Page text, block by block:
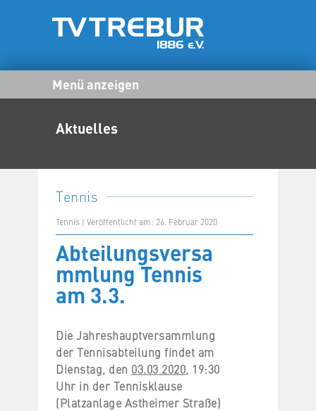
Menü anzeigen
Aktuelles
Tennis
Tennis | Veröffentlicht am: 26. Februar 2020
Abteilungsversa
mmlung Tennis
am 3.3.
Die Jahreshauptversammlung
der Tennisabteilung findet am
Dienstag, den 03.03 2020, 19:30
Uhr in der Tennisklause
(Platzanlage Astheimer Straße)